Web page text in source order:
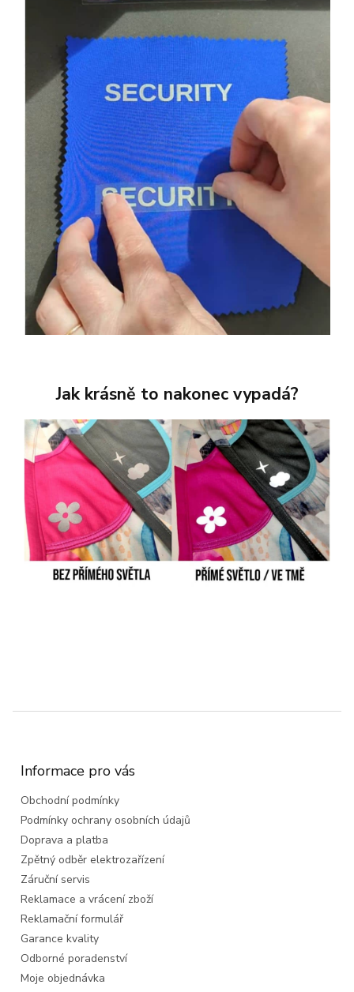
Jak krásně to nakonec vypadá?
Informace pro vás
Obchodní podmínky
Podmínky ochrany osobních údajů
Doprava a platba
Zpětný odběr elektrozařízení
Záruční servis
Reklamace a vrácení zboží
Reklamační formulář
Garance kvality
Odborné poradenství
Moje objednávka